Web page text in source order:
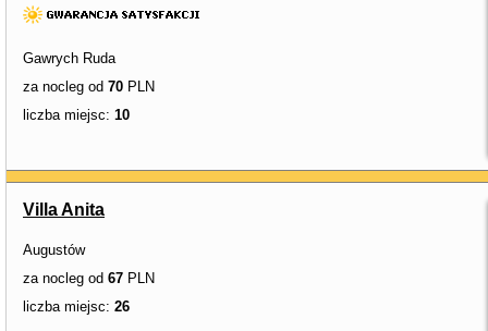
Gawrych Ruda
za nocleg od 70 PLN
liczba miejsc: 10
Villa Anita
Augustów
za nocleg od 67 PLN
liczba miejsc: 26